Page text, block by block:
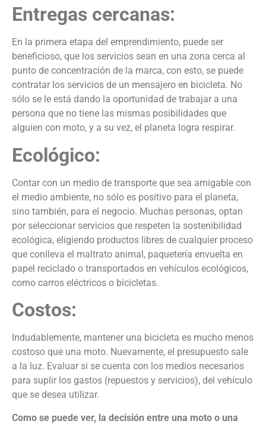
Entregas cercanas:
En la primera etapa del emprendimiento, puede ser
beneficioso, que los servicios sean en una zona cerca al
punto de concentración de la marca, con esto, se puede
contratar los servicios de un mensajero en bicicleta. No
sólo se le está dando la oportunidad de trabajar a una
persona que no tiene las mismas posibilidades que
alguien con moto, y a su vez, el planeta logra respirar.
Ecológico:
Contar con un medio de transporte que sea amigable con
el medio ambiente, no sólo es positivo para el planeta,
sino también, para el negocio. Muchas personas, optan
por seleccionar servicios que respeten la sostenibilidad
ecológica, eligiendo productos libres de cualquier proceso
que conlleva el maltrato animal, paquetería envuelta en
papel reciclado o transportados en vehículos ecológicos,
como carros eléctricos o bicicletas.
Costos:
Indudablemente, mantener una bicicleta es mucho menos
costoso que una moto. Nuevamente, el presupuesto sale
a la luz. Evaluar si se cuenta con los medios necesarios
para suplir los gastos (repuestos y servicios), del vehículo
que se desea utilizar.
Como se puede ver, la decisión entre una moto o una